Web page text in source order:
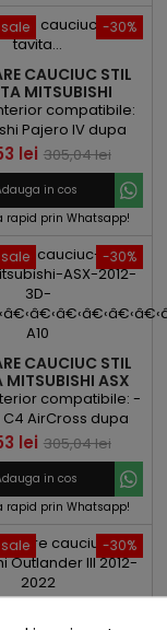
-30%
CAUCIUC STIL
MITSUBISHI
IV DUPA 2006
compatibile:
Pajero IV dupa
2006
lei Pret
de
baza
305,04 lei
in cos
rapid prin Whatsapp!
-30%
CAUCIUC STIL
MITSUBISHI ASX
2012
compatibile: -
AirCross dupa
ASX dupa
2012
lei Pret
de
baza
305,04 lei
in cos
rapid prin Whatsapp!
-30%